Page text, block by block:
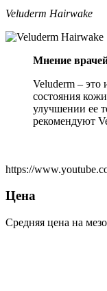
Veluderm Hairwake
Мнение
Veluderm – это
состояния
улучшении ее
рекомендуют
https://
Цена
Средняя цена на